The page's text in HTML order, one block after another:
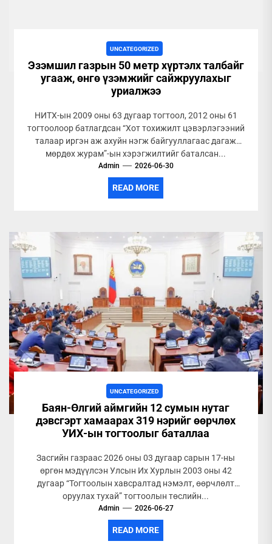
UNCATEGORIZED
Эзэмшил газрын 50 метр хүртэлх талбайг
угааж, өнгө үзэмжийг сайжруулахыг
уриалжээ
НИТХ-ын 2009 оны 63 дугаар тогтоол, 2012 оны 61
тогтоолоор батлагдсан “Хот тохижилт цэвэрлэгээний
талаар иргэн аж ахуйн нэгж байгууллагаас дагаж
мөрдөх журам”-ын хэрэгжилтийг баталсан...
Admin 2026-06-30
READ MORE
UNCATEGORIZED
Баян-Өлгий аймгийн 12 сумын нутаг
дэвсгэрт хамаарах 319 нэрийг өөрчлөх
УИХ-ын тогтоолыг баталлаа
Засгийн газраас 2026 оны 03 дугаар сарын 17-ны
өргөн мэдүүлсэн Улсын Их Хурлын 2003 оны 42
дугаар “Тогтоолын хавсралтад нэмэлт, өөрчлөлт
оруулах тухай” тогтоолын төслийн...
Admin 2026-06-27
READ MORE